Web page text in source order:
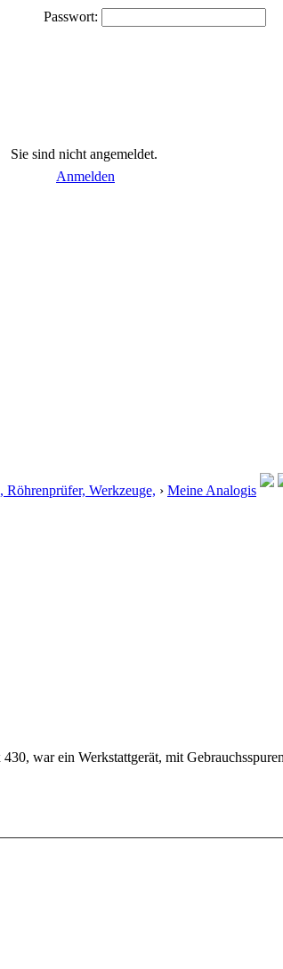
Passwort:
Sie sind nicht angemeldet.
Anmelden
Werkzeuge, › Meine Analogis
war ein Werkstattgerät, mit